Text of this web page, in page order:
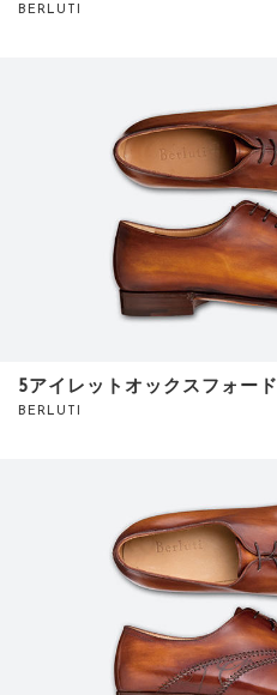
BERLUTI
5アイレットオックスフォード
BERLUTI